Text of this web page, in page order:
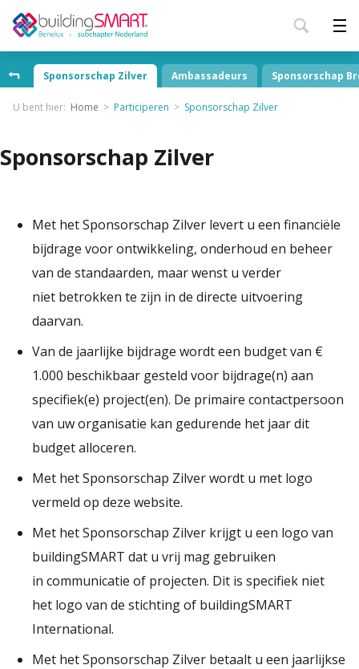
Ambassadeurs Sponsorschap
Sponsorschap Zilver
U bent hier: Home Participeren Sponsorschap Zilver
Sponsorschap Zilver
Met het Sponsorschap Zilver levert u een financiële
bijdrage voor ontwikkeling, onderhoud en beheer
van de standaarden, maar wenst u verder
niet betrokken te zijn in de directe uitvoering
daarvan.
Van de jaarlijke bijdrage wordt een budget van €
1.000 beschikbaar gesteld voor bijdrage(n) aan
specifiek(e) project(en). De primaire contactpersoon
van uw organisatie kan gedurende het jaar dit
budget alloceren.
Met het Sponsorschap Zilver wordt u met logo
vermeld op deze website.​
Met het Sponsorschap Zilver krijgt u een logo van
buildingSMART dat u vrij mag gebruiken
in communicatie of projecten. Dit is specifiek niet
het logo van de stichting of buildingSMART
International.
​Met het Sponsorschap Zilver betaalt u een jaarlijkse